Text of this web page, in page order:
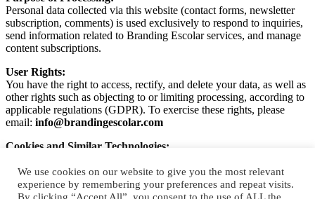
Personal data collected via this website (contact forms, newsletter
subscription, comments) is used exclusively to respond to inquiries,
send information related to Branding Escolar services, and manage
content subscriptions.
User Rights:
You have the right to access, rectify, and delete your data, as well as
other rights such as objecting to or limiting processing, according to
applicable regulations (GDPR). To exercise these rights, please
email: info@brandingescolar.com
Cookies and Similar Technologies:
browsing experience and analyze web traffic. You can configure or
disable cookies in your browser settings.
We use cookies on our website to give you the most relevant
experience by remembering your preferences and repeat visits.